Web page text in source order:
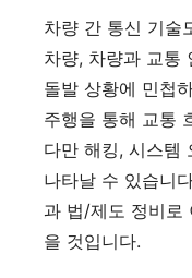
차량 간 통신 기술
차량, 차량과 교통
돌발 상황에 민첩
주행을 통해 교통
다만 해킹, 시스템
나타날 수 있습니
과 법/제도 정비로
을 것입니다.